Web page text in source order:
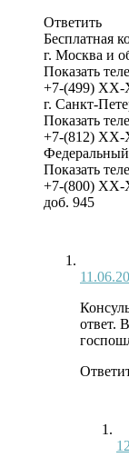
Ответить
Бесплатная
г. Москва и
Показать
+7-(499) XX-
г. Санкт-
Показать
+7-(812) XX-
Показать
+7-(800) XX-
доб. 945
ответ.